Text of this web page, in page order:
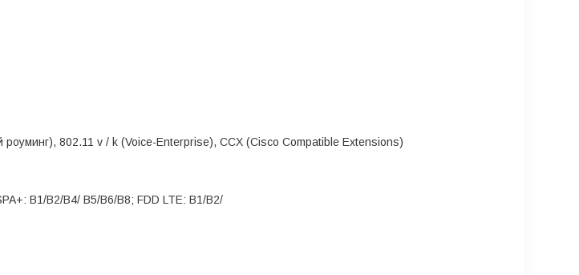
802.11 v / k (Voice-Enterprise), CCX (Cisco Compatible Extensions)
B1/B2/B4/ B5/B6/B8; FDD LTE: B1/B2/